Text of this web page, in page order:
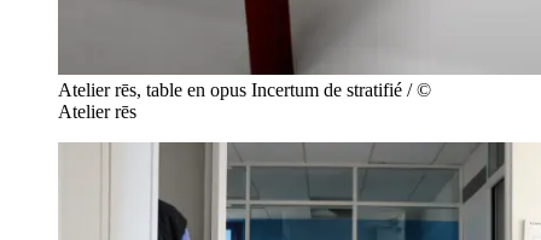
Atelier rēs, table en opus Incertum de stratifié / ©
Atelier rēs